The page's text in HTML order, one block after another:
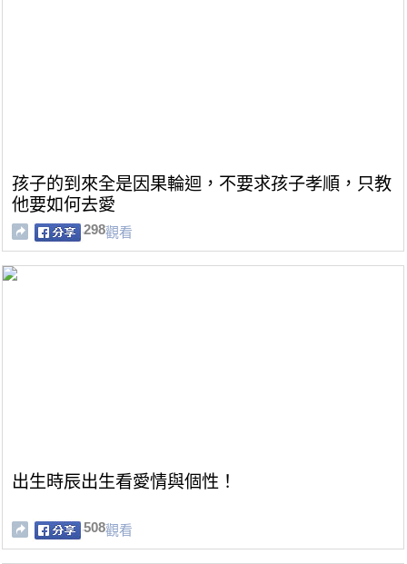
孩子的到來全是因果輪迴，不要求孩子孝順，只教
他要如何去愛
298觀看
出生時辰出生看愛情與個性！
508觀看